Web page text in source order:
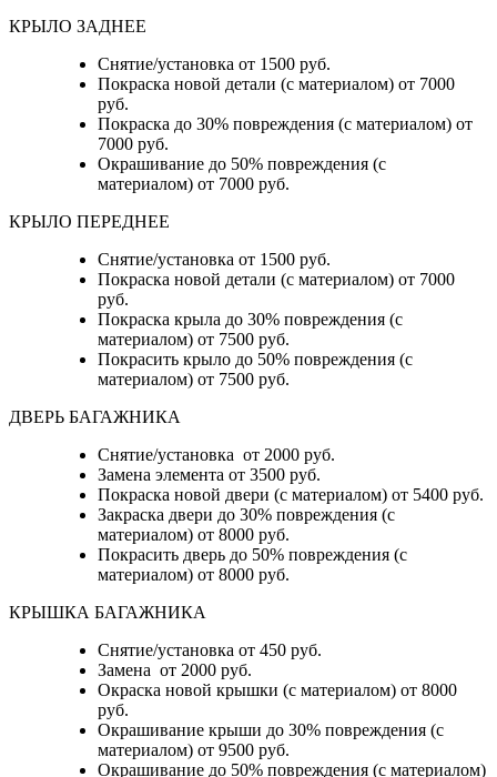
КРЫЛО ЗАДНЕЕ
Снятие/установка от 1500 руб.
Покраска новой детали (с материалом) от 7000
руб.
Покраска до 30% повреждения (с материалом) от
7000 руб.
Окрашивание до 50% повреждения (с
материалом) от 7000 руб.
КРЫЛО ПЕРЕДНЕЕ
Снятие/установка от 1500 руб.
Покраска новой детали (с материалом) от 7000
руб.
Покраска крыла до 30% повреждения (с
материалом) от 7500 руб.
Покрасить крыло до 50% повреждения (с
материалом) от 7500 руб.
ДВЕРЬ БАГАЖНИКА
Снятие/установка от 2000 руб.
Замена элемента от 3500 руб.
Покраска новой двери (с материалом) от 5400 руб.
Закраска двери до 30% повреждения (с
материалом) от 8000 руб.
Покрасить дверь до 50% повреждения (с
материалом) от 8000 руб.
КРЫШКА БАГАЖНИКА
Снятие/установка от 450 руб.
Замена от 2000 руб.
Окраска новой крышки (с материалом) от 8000
руб.
Окрашивание крыши до 30% повреждения (с
материалом) от 9500 руб.
Окрашивание до 50% повреждения (с материалом)